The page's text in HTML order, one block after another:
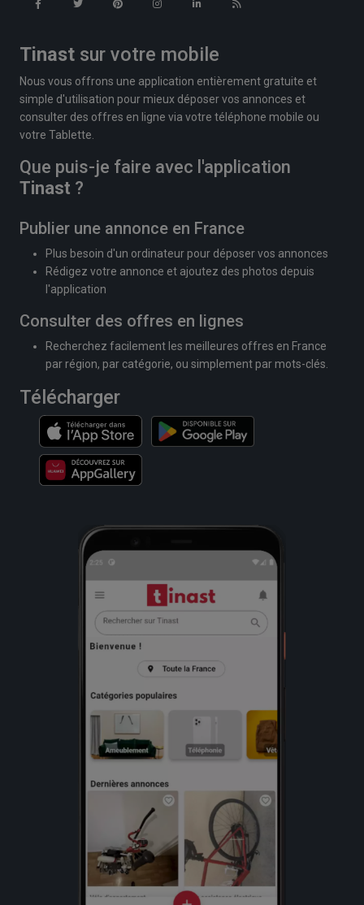
Tinast sur votre mobile
Nous vous offrons une application entièrement gratuite et
simple d'utilisation pour mieux déposer vos annonces et
consulter des offres en ligne via votre téléphone mobile ou
votre Tablette.
Que puis-je faire avec l'application
Tinast ?
Publier une annonce en France
Plus besoin d'un ordinateur pour déposer vos annonces
Rédigez votre annonce et ajoutez des photos depuis
l'application
Consulter des offres en lignes
Recherchez facilement les meilleures offres en France
par région, par catégorie, ou simplement par mots-clés.
Télécharger